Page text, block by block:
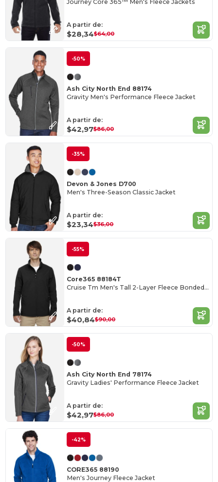
Journey Core 365™ Men's Fleece Jackets
A partir de:
$28,34$64,00
-50%
Ash City North End 88174
Gravity Men's Performance Fleece Jacket
A partir de:
$42,97$86,00
-35%
Devon & Jones D700
Men's Three-Season Classic Jacket
A partir de:
$23,34$36,00
-55%
Core365 88184T
Cruise Tm Men's Tall 2-Layer Fleece Bonded Soft Shell Jacket
A partir de:
$40,84$90,00
-50%
Ash City North End 78174
Gravity Ladies' Performance Fleece Jacket
A partir de:
$42,97$86,00
-42%
CORE365 88190
Men's Journey Fleece Jacket